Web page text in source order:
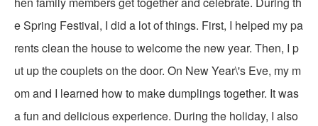
e Spring Festival, I did a lot of things. First, I helped my pa
rents clean the house to welcome the new year. Then, I p
ut up the couplets on the door. On New Year\'s Eve, my m
om and I learned how to make dumplings together. It was
a fun and delicious experience. During the holiday, I also